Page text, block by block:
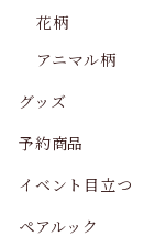
花柄
アニマル柄
グッズ
予約商品
イベント目立つ
ペアルック